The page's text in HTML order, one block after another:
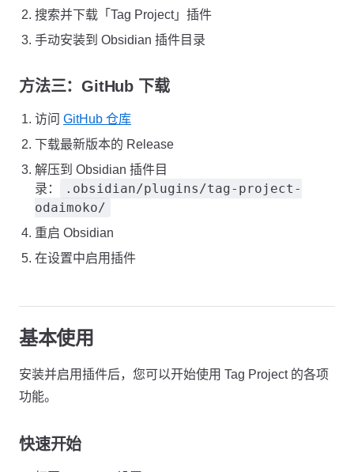
搜索并下载「Tag Project」插件
手动安装到 Obsidian 插件目录
方法三：GitHub 下载
访问 GitHub 仓库
下载最新版本的 Release
解压到 Obsidian 插件目
录：
.obsidian/plugins/tag-project-
odaimoko/
重启 Obsidian
在设置中启用插件
基本使用
安装并启用插件后，您可以开始使用 Tag Project 的各项
功能。
快速开始